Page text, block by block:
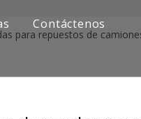
Contáctenos
para repuestos de